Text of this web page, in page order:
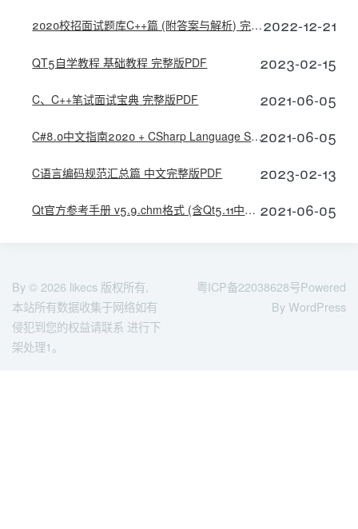
2020校招面试题库C++篇 (附答案与解析) 完整版PDF2022-12-21
QT5自学教程 基础教程 完整版PDF 2023-02-15
C、C++笔试面试宝典 完整版PDF 2021-06-05
C#8.0中文指南2020 + CSharp Language Specification 5.0中文版 高清pdf最新版2021-06-05
C语言编码规范汇总篇 中文完整版PDF 2023-02-13
Qt官方参考手册 v5.9.chm格式 (含Qt5.11中文帮助文档html) 2021-06-05
By © 2026 likecs 版权所有,
本站所有数据收集于网络如有
侵犯到您的权益请联系 进行下
架处理1。
粤ICP备22038628号Powered
By WordPress